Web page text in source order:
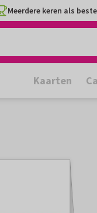
Meerdere keren als
Kaarten